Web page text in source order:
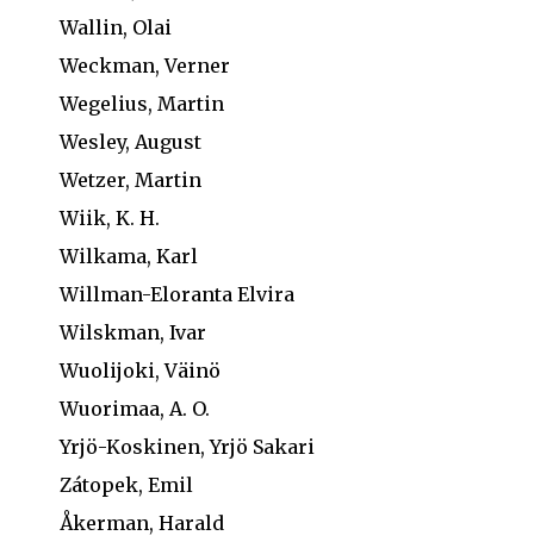
Wallin, Olai
Weckman, Verner
Wegelius, Martin
Wesley, August
Wetzer, Martin
Wiik, K. H.
Wilkama, Karl
Willman-Eloranta Elvira
Wilskman, Ivar
Wuolijoki, Väinö
Wuorimaa, A. O.
Yrjö-Koskinen, Yrjö Sakari
Zátopek, Emil
Åkerman, Harald